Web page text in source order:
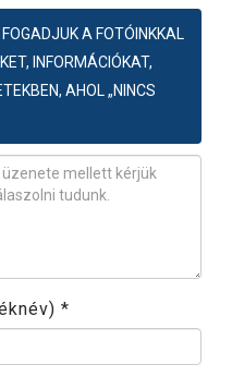
A FOTÓINKKAL
INFORMÁCIÓKAT,
AHOL „NINCS
*